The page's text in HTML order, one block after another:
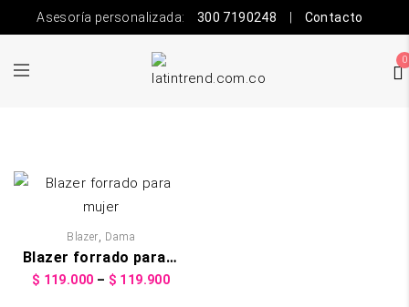
Asesoría personalizada: 300 7190248 Contacto
0
Blazer, Dama
Blazer forrado para mujer
$ 119.000 – $ 119.900Price